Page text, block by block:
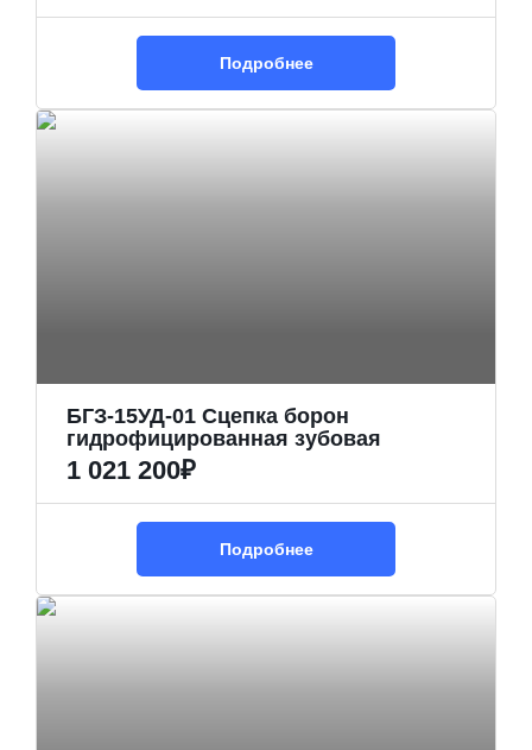
Подробнее
БГЗ-15УД-01 Сцепка борон
гидрофицированная зубовая
1 021 200₽
Подробнее